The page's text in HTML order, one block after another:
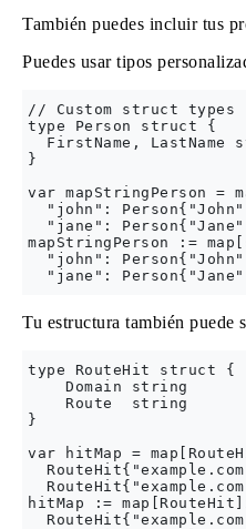
También puedes incluir tus
Puedes usar tipos
// Custom struct types
type Person struct {
FirstName, LastName
}
var mapStringPerson =
"john":
"jane":
mapStringPerson :=
"john":
Tu estructura también puede
type RouteHit struct {
    Domain string
    Route  string
}
var hitMap =
hitMap :=